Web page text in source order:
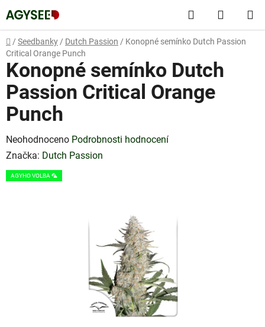
na
obsah
Hledat
KOŠÍK
Domů
/ Seedbanky / Dutch Passion / Konopné semínko Dutch Passion
Critical Orange Punch
Konopné semínko Dutch
Passion Critical Orange
Punch
Průměrné
hodnocení
produktu
Neohodnoceno Podrobnosti hodnocení
Značka: Dutch Passion
AGYHO VOLBA 🦜